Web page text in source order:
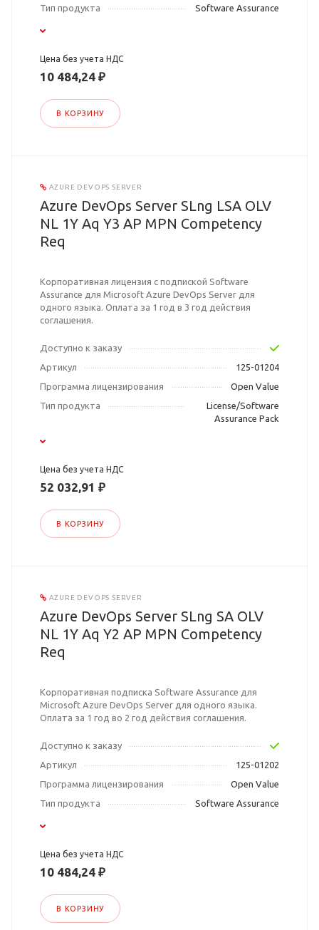
Тип продукта Software Assurance
Цена без учета НДС
10 484,24 ₽
В КОРЗИНУ
AZURE DEVOPS SERVER
Azure DevOps Server SLng LSA OLV
NL 1Y Aq Y3 AP MPN Competency
Req
Корпоративная лицензия с подпиской Software
Assurance для Microsoft Azure DevOps Server для
одного языка. Оплата за 1 год в 3 год действия
соглашения.
Доступно к заказу
Артикул
125-01204
Программа лицензирования
Open Value
Тип продукта
License/Software
Assurance Pack
Цена без учета НДС
52 032,91 ₽
В КОРЗИНУ
AZURE DEVOPS SERVER
Azure DevOps Server SLng SA OLV
NL 1Y Aq Y2 AP MPN Competency
Req
Корпоративная подписка Software Assurance для
Microsoft Azure DevOps Server для одного языка.
Оплата за 1 год во 2 год действия соглашения.
Доступно к заказу
Артикул
125-01202
Программа лицензирования
Open Value
Тип продукта
Software Assurance
Цена без учета НДС
10 484,24 ₽
В КОРЗИНУ